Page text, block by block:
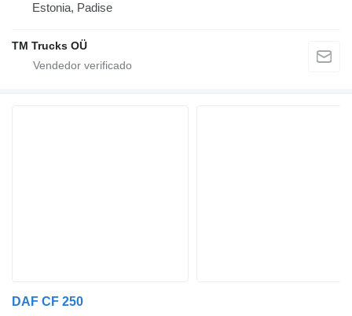
Estonia, Padise
TM Trucks OÜ
DAF CF 250